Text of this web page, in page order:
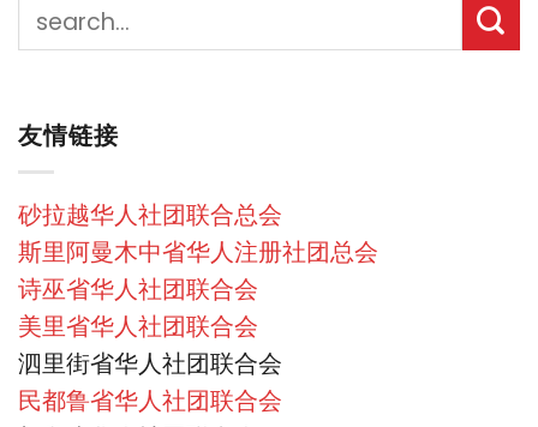
友情链接
砂拉越华人社团联合总会
斯里阿曼木中省华人注册社团总会
诗巫省华人社团联合会
美里省华人社团联合会
泗里街省华人社团联合会
民都鲁省华人社团联合会